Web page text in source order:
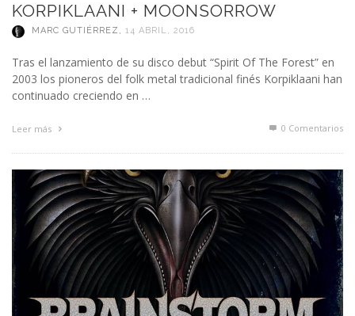
KORPIKLAANI + MOONSORROW
MARC GUTIÉRREZ , 14 ABRIL, 2016
Tras el lanzamiento de su disco debut “Spirit Of The Forest” en
2003 los pioneros del folk metal tradicional finés Korpiklaani han
continuado creciendo en …
Leer más 0 Comentarios